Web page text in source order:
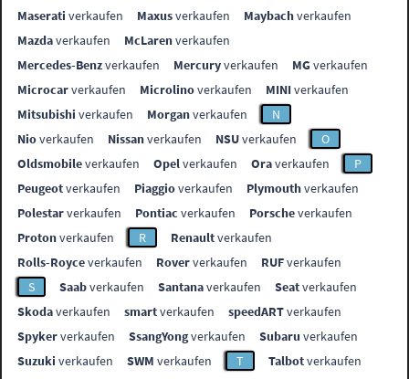
Maserati verkaufen Maxusverkaufen Maybachverkaufen
Mazdaverkaufen McLarenverkaufen
Mercedes-Benzverkaufen Mercuryverkaufen MGverkaufen
Microcarverkaufen Microlinoverkaufen MINIverkaufen
Mitsubishi verkaufen Morganverkaufen
N
Nioverkaufen Nissanverkaufen NSUverkaufen
O
Oldsmobileverkaufen Opelverkaufen Oraverkaufen
P
Peugeotverkaufen Piaggioverkaufen Plymouthverkaufen
Polestarverkaufen Pontiac verkaufen Porscheverkaufen
Protonverkaufen R Renaultverkaufen
Rolls-Royceverkaufen Roververkaufen RUFverkaufen
S
Saabverkaufen Santanaverkaufen Seatverkaufen
Skodaverkaufen smartverkaufen speedARTverkaufen
Spykerverkaufen SsangYongverkaufen Subaru verkaufen
Suzuki verkaufen SWM verkaufen T Talbotverkaufen